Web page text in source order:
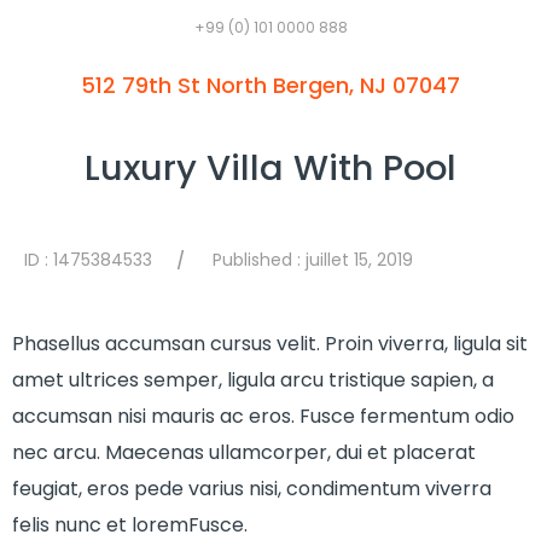
+99 (0) 101 0000 888
512 79th St North Bergen, NJ 07047
Luxury Villa With Pool
ID : 1475384533 / Published : juillet 15, 2019
Phasellus accumsan cursus velit. Proin viverra, ligula sit
amet ultrices semper, ligula arcu tristique sapien, a
accumsan nisi mauris ac eros. Fusce fermentum odio
nec arcu. Maecenas ullamcorper, dui et placerat
feugiat, eros pede varius nisi, condimentum viverra
felis nunc et loremFusce.